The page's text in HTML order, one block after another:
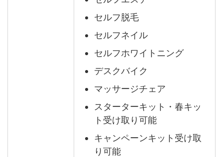
セルフ脱毛
セルフネイル
セルフホワイトニング
デスクバイク
マッサージチェア
スターターキット・春キッ
ト受け取り可能
キャンペーンキット受け取
り可能